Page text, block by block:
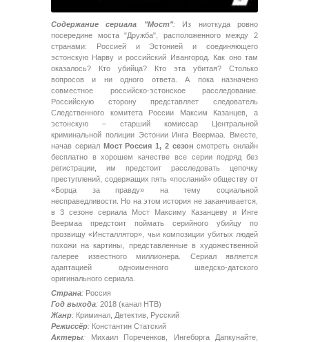
Содержание сериала "Мост":Из ниоткуда ровно
посередине моста "Дружба", расположенного между 2
странами: Россией и Эстонией и соединяющего
эстонскую Нарву и российский Ивангород. Как оно там
оказалось? Кто убийца? Кто эта убитая? Столько
вопросов и ни одного ответа. А пока назначено
совместное российско-эстонское расследование.
Российскую сторону представляет следователь
Следственного комитета России Максим Казанцев, а
эстонскую – старший комиссар Центральной
криминальной полиции Эстонии Инга Веермаа. Вместе,
начав сериал Мост Россия 1, 2 сезонсмотреть онлайн
бесплатно в хорошем качестве все серии подряд без
регистрации, им предстоит расследовать цепочку
преступлений, содержащих пять «посланий» обществу от
«Борца за правду» на тему социальной
несправедливости. Но на этом история не заканчивается,
в 3 сезоне сериала Мост Максиму Казанцеву и Инге
Веермаа предстоит поймать серийного убийцу по
прозвищу «Инсталлятор», чьи композиции убитых людей
похожи на картины, представленные в художественной
галерее известного миллионера. Сериал является
адаптацией одноименного шведско-датского
оригинального сериала.
Страна: Россия
Год выхода: 2018 (канал НТВ)
Жанр: Криминал, Детектив, Русский
Режиссёр: Константин Статский
Актеры: Михаил Пореченков, Ингеборга Дапкунайте,